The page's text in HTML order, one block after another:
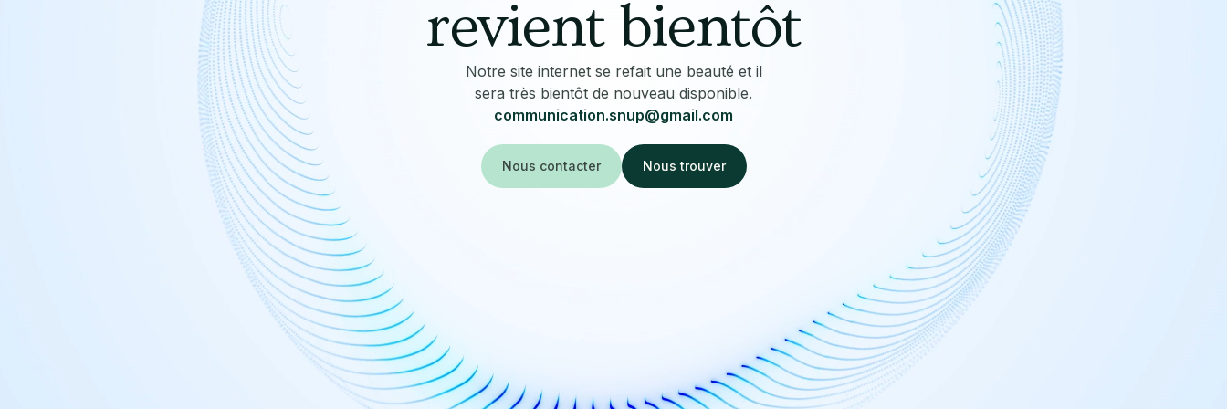
revient bientôt
Notre site internet se refait une beauté et il
sera très bientôt de nouveau disponible.
communication.snup@gmail.com
Nous contacter Nous trouver